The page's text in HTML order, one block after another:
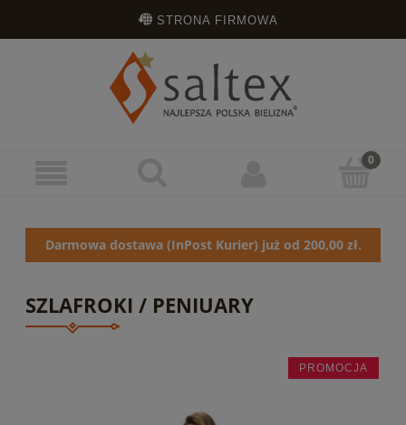
STRONA FIRMOWA
ZAREJESTRUJ SIĘ ZALOGUJ SIĘ
Darmowa dostawa (InPost Kurier) już od 200,00 zł.
SZLAFROKI / PENIUARY
PROMOCJA